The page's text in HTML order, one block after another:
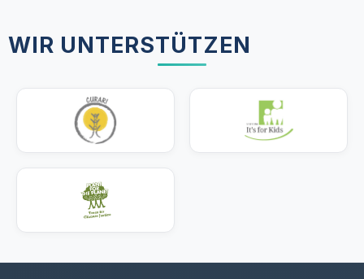
WIR UNTERSTÜTZEN